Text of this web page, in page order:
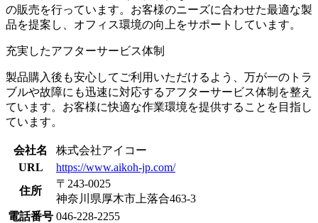
の販売を行っています。​お客様のニーズに合わせた最適な製
品を提案し、オフィス環境の向上をサポートしています。
充実したアフターサービス体制
製品購入後も安心してご利用いただけるよう、万が一のトラ
ブルや故障にも迅速に対応するアフターサービス体制を整え
ています。​お客様に快適な作業環境を提供することを目指し
ています。
会社名
株式会社アイコー
URL
https://www.aikoh-jp.com/
住所
〒243-0025
神奈川県厚木市上落合463-3
電話番号 046-228-2255